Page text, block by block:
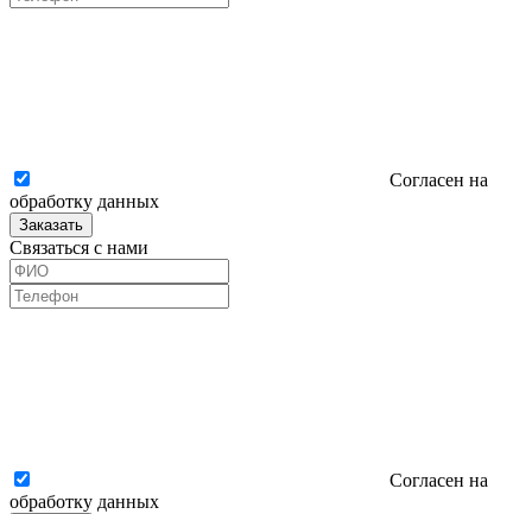
Согласен на
обработку данных
Заказать
Связаться с нами
Согласен на
обработку данных